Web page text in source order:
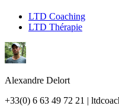
LTD Coaching
LTD Thérapie
Alexandre Delort
+33(0) 6 63 49 72 21 |